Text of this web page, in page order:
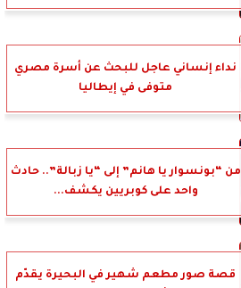
نداء إنساني عاجل للبحث عن أسرة مصري
متوفى في إيطاليا
من “بونسوار يا هانم” إلى “يا زبالة”.. حادث
واحد على كوبريين يكشف...
قصة صور مطعم شهير في البحيرة يقدّم